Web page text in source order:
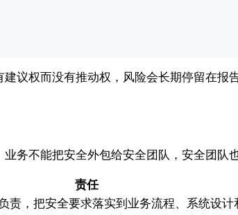
建议权而没有推动权，风险会长期停留在
业务不能把安全外包给安全团队，安全团队
责任
责，把安全要求落实到业务流程、系统设计